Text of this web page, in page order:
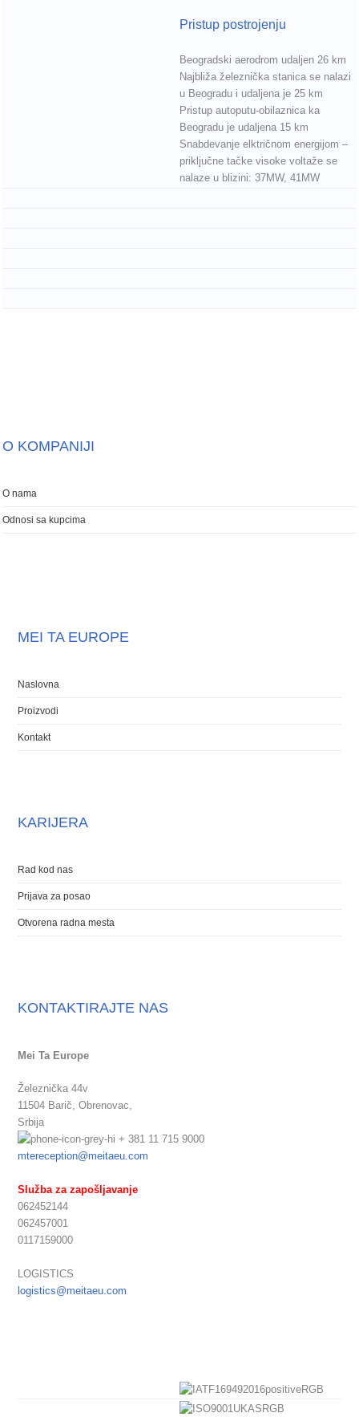
Pristup postrojenju
Beogradski aerodrom udaljen 26 km
Najbliža železnička stanica se nalazi
u Beogradu i udaljena je 25 km
Pristup autoputu-obilaznica ka
Beogradu je udaljena 15 km
Snabdevanje elktričnom energijom –
priključne tačke visoke voltaže se
nalaze u blizini: 37MW, 41MW
O KOMPANIJI
O nama
Odnosi sa kupcima
MEI TA EUROPE
Naslovna
Proizvodi
Kontakt
KARIJERA
Rad kod nas
Prijava za posao
Otvorena radna mesta
KONTAKTIRAJTE NAS
Mei Ta Europe
Železnička 44v
11504 Barič, Obrenovac,
Srbija
+ 381 11 715 9000
mtereception@meitaeu.com
Služba za zapošljavanje
062452144
062457001
0117159000
LOGISTICS
logistics@meitaeu.com